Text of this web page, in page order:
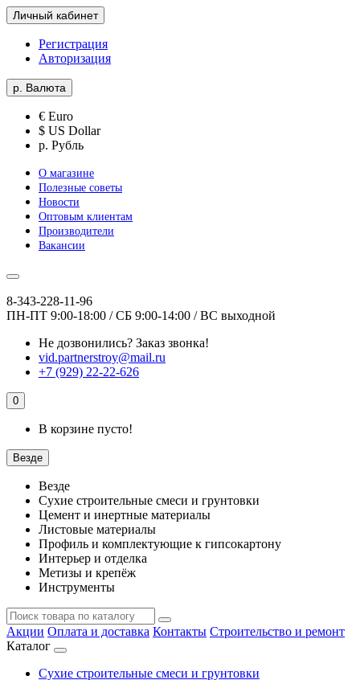
Личный кабинет
Регистрация
Авторизация
р. Валюта
€ Euro
$ US Dollar
р. Рубль
О магазине
Полезные советы
Новости
Оптовым клиентам
Производители
Вакансии
8-343-228-11-96
ПН-ПТ 9:00-18:00 / СБ 9:00-14:00 / ВС выходной
Не дозвонились? Заказ звонка!
vid.partnerstroy@mail.ru
+7 (929) 22-22-626
0
В корзине пусто!
Везде
Везде
Сухие строительные смеси и грунтовки
Цемент и инертные материалы
Листовые материалы
Профиль и комплектующие к гипсокартону
Интерьер и отделка
Метизы и крепёж
Инструменты
Акции Оплата и доставка Контакты Строительство и ремонт
Каталог
Сухие строительные смеси и грунтовки